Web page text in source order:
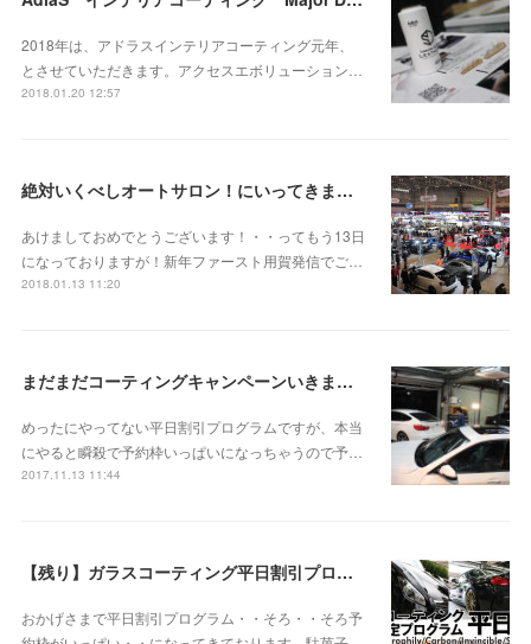
2018年は、アドラスインテリアコーティング元年、
とさせていただきます。アクセスエボリューション…
2018.01.20 12:57
絶対いくべしオートサロン！にいってきました！
あけましておめでとうございます！・・ってもう13日
になっておりますが！新年ファースト用賀発信でご…
2018.01.13 11:20
まだまだコーティングキャンペーンいきますよー！
めったにやってない平日割引プログラムですが、本当
にやると瞬殺で予約枠いっぱいになっちゃうので予…
2017.11.13 11:44
【残り】ガラスコーティング平日割引プログラム【わずか】
おかげさまで平日割引プログラム・・そろ・・そろ予